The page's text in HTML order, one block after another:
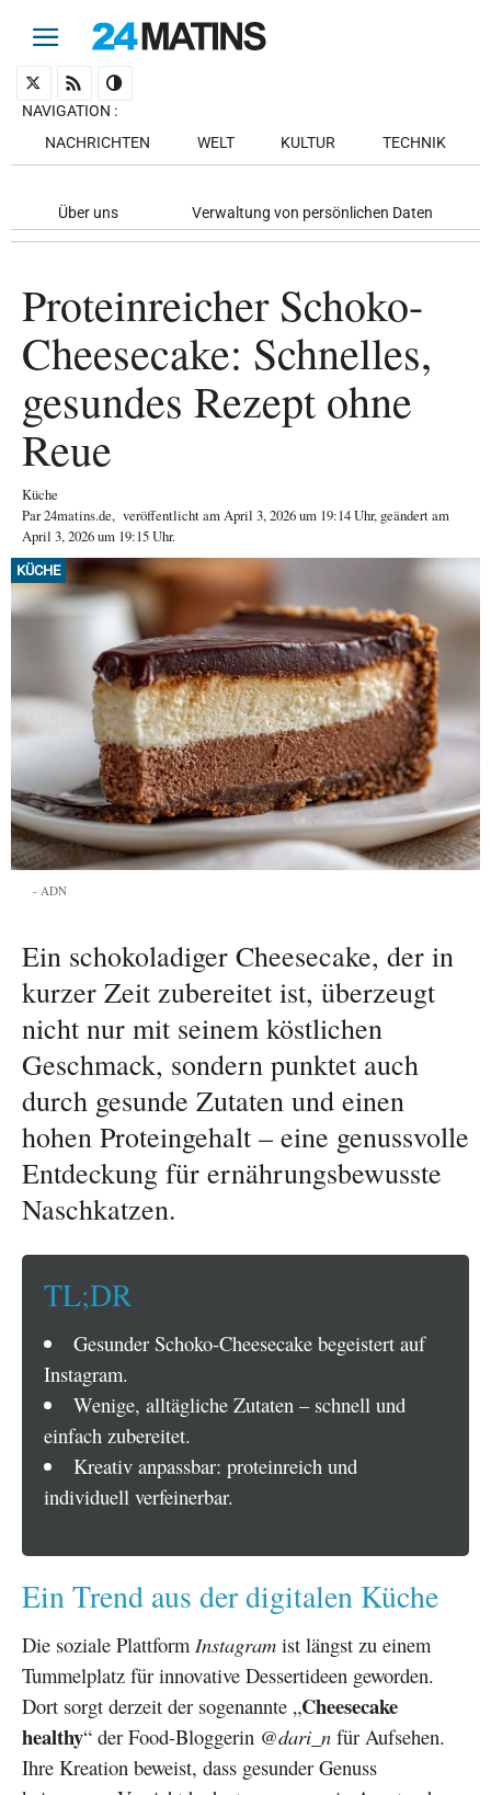
NAVIGATION :
NACHRICHTEN
WELT KULTUR TECHNIK
Über uns Verwaltung von persönlichen Daten
Proteinreicher Schoko-
Cheesecake: Schnelles,
gesundes Rezept ohne
Reue
Küche
Par24matins.de, veröffentlicht amApril 3, 2026um 19:14 Uhr, geändert am
April 3, 2026 um 19:15 Uhr.
KÜCHE
ADN
Ein schokoladiger Cheesecake, der in
kurzer Zeit zubereitet ist, überzeugt
nicht nur mit seinem köstlichen
Geschmack, sondern punktet auch
durch gesunde Zutaten und einen
hohen Proteingehalt – eine genussvolle
Entdeckung für ernährungsbewusste
Naschkatzen.
TL;DR
Gesunder Schoko-Cheesecake begeistert auf
Instagram.
Wenige, alltägliche Zutaten – schnell und
einfach zubereitet.
Kreativ anpassbar: proteinreich und
individuell verfeinerbar.
Ein Trend aus der digitalen Küche
Die soziale Plattform Instagram ist längst zu einem
Tummelplatz für innovative Dessertideen geworden.
Dort sorgt derzeit der sogenannte „Cheesecake
healthy“ der Food-Bloggerin @dari_n für Aufsehen.
Ihre Kreation beweist, dass gesunder Genuss